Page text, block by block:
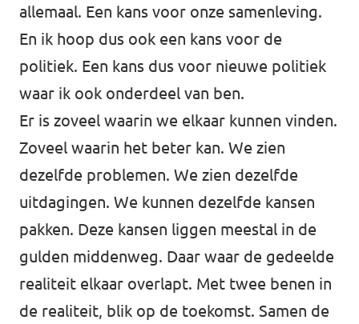
allemaal. Een kans voor onze samenleving.
En ik hoop dus ook een kans voor de
politiek. Een kans dus voor nieuwe politiek
waar ik ook onderdeel van ben.
Er is zoveel waarin we elkaar kunnen vinden.
Zoveel waarin het beter kan. We zien
dezelfde problemen. We zien dezelfde
uitdagingen. We kunnen dezelfde kansen
pakken. Deze kansen liggen meestal in de
gulden middenweg. Daar waar de gedeelde
realiteit elkaar overlapt. Met twee benen in
de realiteit, blik op de toekomst. Samen de